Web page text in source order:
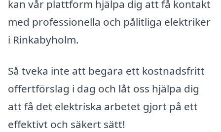
kan vår plattform hjälpa dig att få kontakt
med professionella och pålitliga elektriker
i Rinkabyholm.
Så tveka inte att begära ett kostnadsfritt
offertförslag i dag och låt oss hjälpa dig
att få det elektriska arbetet gjort på ett
effektivt och säkert sätt!